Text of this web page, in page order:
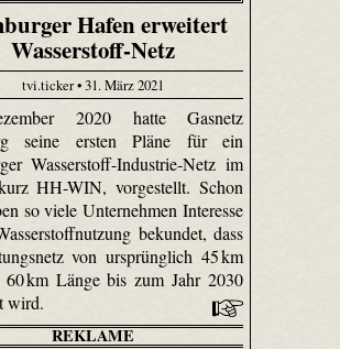
Hafen erweitert
Wasserstoff-Netz
tvi.ticker • 31. März 2021
2020 hatte Gasnetz
seine ersten Pläne für ein
Wasserstoff-Industrie-Netz im
HH-WIN, vorgestellt. Schon
so viele Unternehmen Interesse
bekundet, dass
von ursprünglich 45 km
km Länge bis zum Jahr 2030
wird.
REKLAME